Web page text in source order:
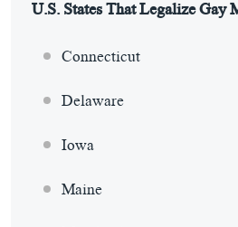
U.S. States That Legalize Gay
Connecticut
Delaware
Iowa
Maine